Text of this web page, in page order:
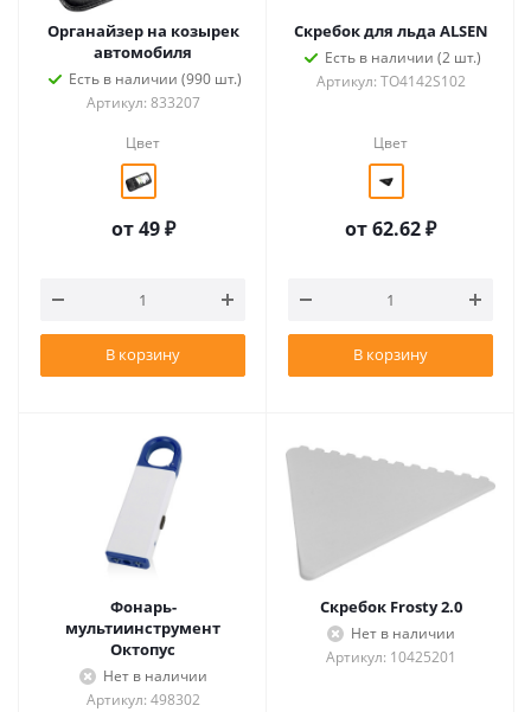
Органайзер на козырек
автомобиля
Есть в наличии (990 шт.)
Артикул: 833207
Цвет
от49 ₽
В корзину
Скребок для льда ALSEN
Есть в наличии (2 шт.)
Артикул: TO4142S102
Цвет
от62.62 ₽
В корзину
Фонарь-
мультиинструмент
Октопус
Нет в наличии
Артикул: 498302
Скребок Frosty 2.0
Нет в наличии
Артикул: 10425201